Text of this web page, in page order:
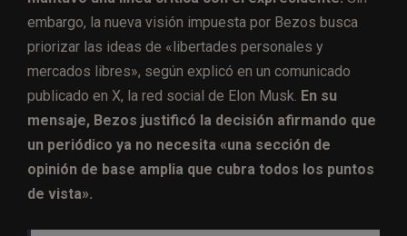
embargo, la nueva visión impuesta por Bezos busca
priorizar las ideas de «libertades personales y
mercados libres», según explicó en un comunicado
publicado en X, la red social de Elon Musk. En su
mensaje, Bezos justificó la decisión afirmando que
un periódico ya no necesita «una sección de
opinión de base amplia que cubra todos los puntos
de vista».